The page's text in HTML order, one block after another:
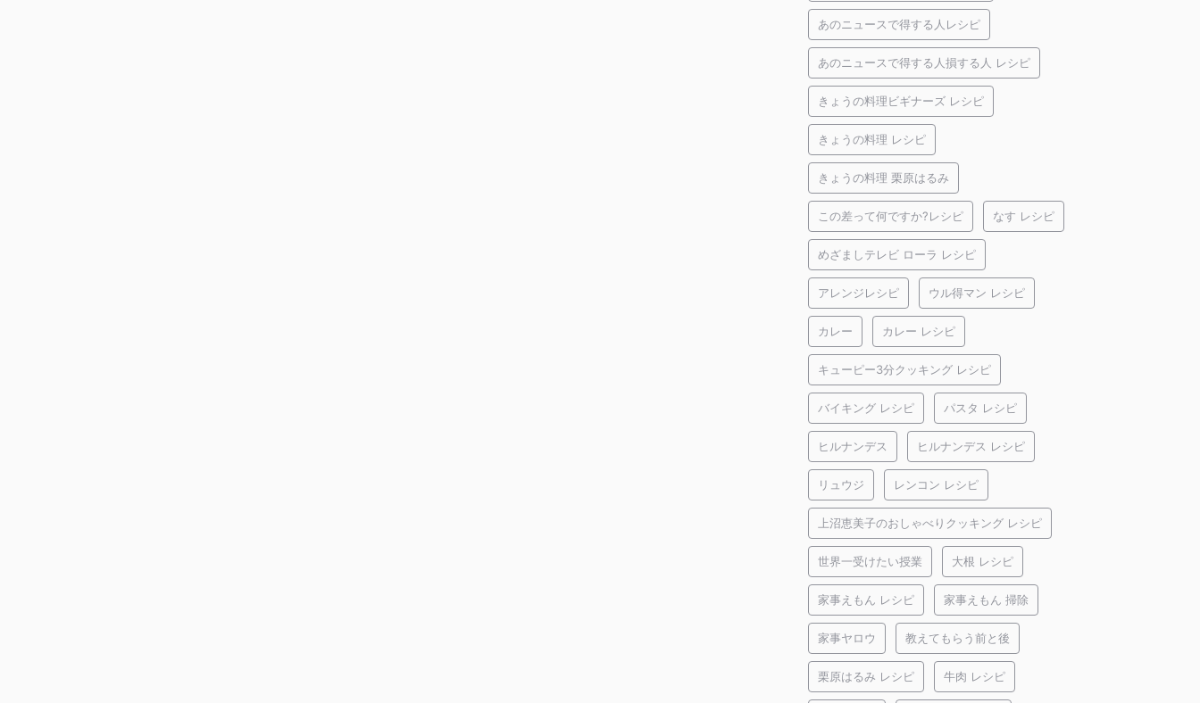
あのニュースで得する人レシピ
あのニュースで得する人損する人 レシピ
きょうの料理ビギナーズ レシピ
きょうの料理 レシピ
きょうの料理 栗原はるみ
この差って何ですか?レシピ なす レシピ
めざましテレビ ローラ レシピ
アレンジレシピ ウル得マン レシピ
カレー カレー レシピ
キューピー3分クッキング レシピ
バイキング レシピ パスタ レシピ
ヒルナンデス ヒルナンデス レシピ
リュウジ レンコン レシピ
上沼恵美子のおしゃべりクッキング レシピ
世界一受けたい授業 大根 レシピ
家事えもん レシピ 家事えもん 掃除
家事ヤロウ 教えてもらう前と後
栗原はるみ レシピ 牛肉 レシピ